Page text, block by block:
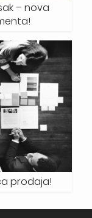
– nova
prodaja!